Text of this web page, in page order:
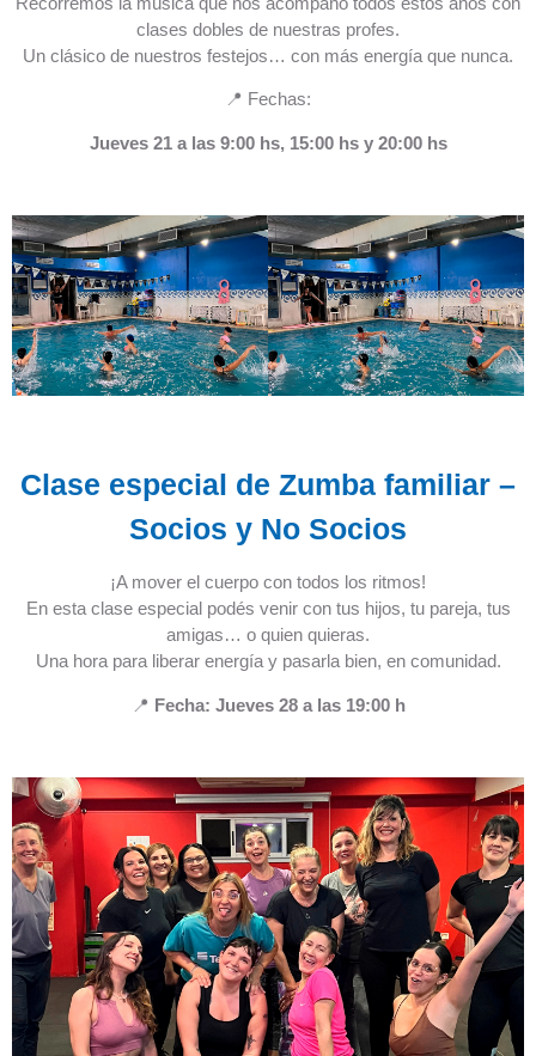
clases dobles de nuestras profes.
Un clásico de nuestros festejos… con más energía que nunca.
📍 Fechas:
Jueves 21 a las 9:00 hs, 15:00 hs y 20:00 hs
Clase especial de Zumba familiar –
Socios y No Socios
¡A mover el cuerpo con todos los ritmos!
En esta clase especial podés venir con tus hijos, tu pareja, tus
amigas… o quien quieras.
Una hora para liberar energía y pasarla bien, en comunidad.
📍 Fecha: Jueves 28 a las 19:00 h